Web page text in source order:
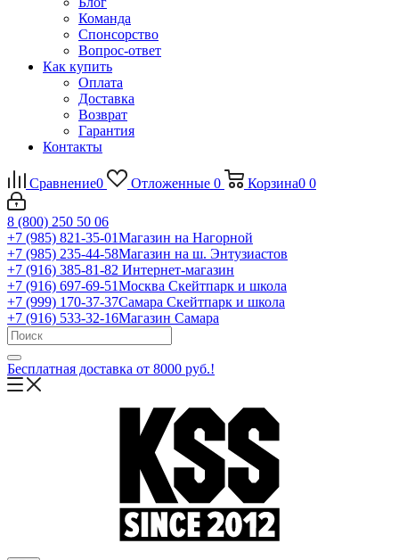
Команда
Спонсорство
Вопрос-ответ
Как купить
Оплата
Доставка
Возврат
Гарантия
Контакты
Сравнение0 Отложенные 0 Корзина0 0
8 (800) 250 50 06
+7 (985) 821-35-01Магазин на Нагорной
+7 (985) 235-44-58Магазин на ш. Энтузиастов
+7 (916) 385-81-82 Интернет-магазин
+7 (916) 697-69-51Москва Скейтпарк и школа
+7 (999) 170-37-37Самара Скейтпарк и школа
+7 (916) 533-32-16Магазин Самара
Бесплатная доставка от 8000 руб.!